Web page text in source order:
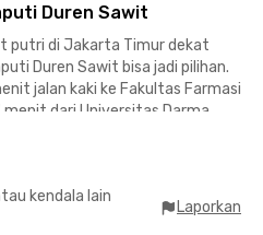
Duren Sawit
putri di Jakarta Timur dekat
Duren Sawit bisa jadi pilihan.
jalan kaki ke Fakultas Farmasi
menit dari Universitas Darma
Sekolah Tinggi Ilmu
yang bekerja di Kalimalang,
maksimal 20 menit
kendala lain
Laporkan